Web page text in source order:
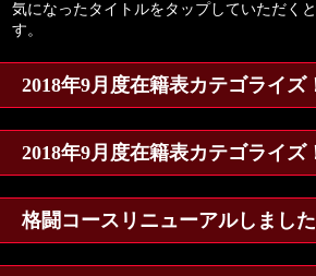
気になったタイトルをタップしていただく
す。
2018年9月度在籍表カテゴライズ
2018年9月度在籍表カテゴライズ
格闘コースリニューアルしました